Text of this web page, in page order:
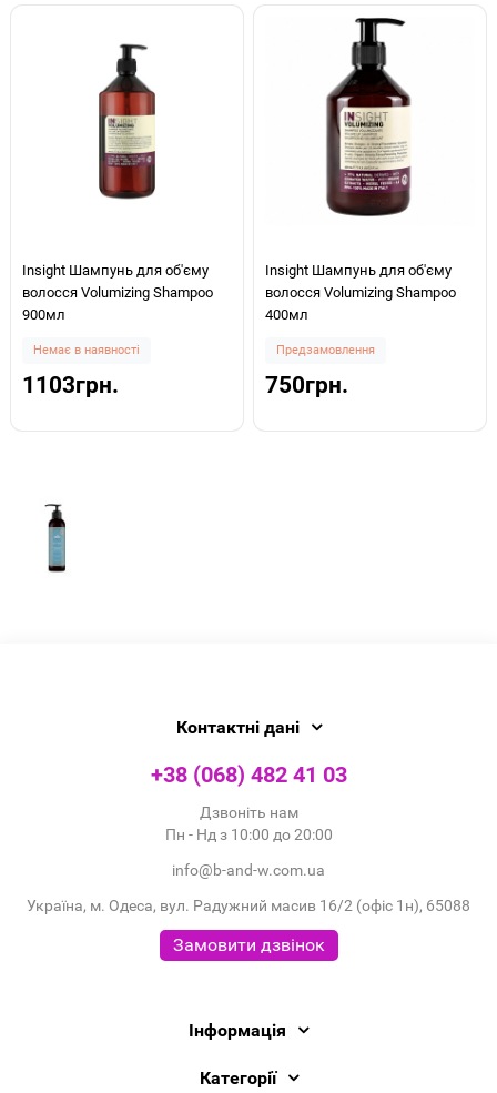
Insight Шампунь для об'єму
волосся Volumizing Shampoo
900мл
Немає в наявності
1103грн.
Insight Шампунь для об'єму
волосся Volumizing Shampoo
400мл
Предзамовлення
750грн.
Контактні дані
+38 (068) 482 41 03
Дзвоніть нам
Пн - Нд з 10:00 до 20:00
info@b-and-w.com.ua
Україна, м. Одеса, вул. Радужний масив 16/2 (офіс 1н), 65088
Замовити дзвінок
Інформація
Категорії